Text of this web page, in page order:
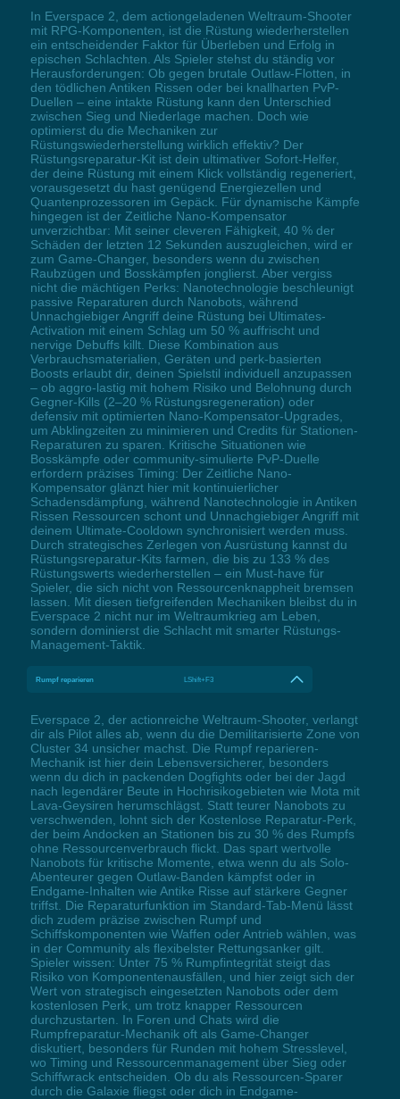
In Everspace 2, dem actiongeladenen Weltraum-Shooter
mit RPG-Komponenten, ist die Rüstung wiederherstellen
ein entscheidender Faktor für Überleben und Erfolg in
epischen Schlachten. Als Spieler stehst du ständig vor
Herausforderungen: Ob gegen brutale Outlaw-Flotten, in
den tödlichen Antiken Rissen oder bei knallharten PvP-
Duellen – eine intakte Rüstung kann den Unterschied
zwischen Sieg und Niederlage machen. Doch wie
optimierst du die Mechaniken zur
Rüstungswiederherstellung wirklich effektiv? Der
Rüstungsreparatur-Kit ist dein ultimativer Sofort-Helfer,
der deine Rüstung mit einem Klick vollständig regeneriert,
vorausgesetzt du hast genügend Energiezellen und
Quantenprozessoren im Gepäck. Für dynamische Kämpfe
hingegen ist der Zeitliche Nano-Kompensator
unverzichtbar: Mit seiner cleveren Fähigkeit, 40 % der
Schäden der letzten 12 Sekunden auszugleichen, wird er
zum Game-Changer, besonders wenn du zwischen
Raubzügen und Bosskämpfen jonglierst. Aber vergiss
nicht die mächtigen Perks: Nanotechnologie beschleunigt
passive Reparaturen durch Nanobots, während
Unnachgiebiger Angriff deine Rüstung bei Ultimates-
Activation mit einem Schlag um 50 % auffrischt und
nervige Debuffs killt. Diese Kombination aus
Verbrauchsmaterialien, Geräten und perk-basierten
Boosts erlaubt dir, deinen Spielstil individuell anzupassen
– ob aggro-lastig mit hohem Risiko und Belohnung durch
Gegner-Kills (2–20 % Rüstungsregeneration) oder
defensiv mit optimierten Nano-Kompensator-Upgrades,
um Abklingzeiten zu minimieren und Credits für Stationen-
Reparaturen zu sparen. Kritische Situationen wie
Bosskämpfe oder community-simulierte PvP-Duelle
erfordern präzises Timing: Der Zeitliche Nano-
Kompensator glänzt hier mit kontinuierlicher
Schadensdämpfung, während Nanotechnologie in Antiken
Rissen Ressourcen schont und Unnachgiebiger Angriff mit
deinem Ultimate-Cooldown synchronisiert werden muss.
Durch strategisches Zerlegen von Ausrüstung kannst du
Rüstungsreparatur-Kits farmen, die bis zu 133 % des
Rüstungswerts wiederherstellen – ein Must-have für
Spieler, die sich nicht von Ressourcenknappheit bremsen
lassen. Mit diesen tiefgreifenden Mechaniken bleibst du in
Everspace 2 nicht nur im Weltraumkrieg am Leben,
sondern dominierst die Schlacht mit smarter Rüstungs-
Management-Taktik.
Rumpf reparieren LShift+F3
Everspace 2, der actionreiche Weltraum-Shooter, verlangt
dir als Pilot alles ab, wenn du die Demilitarisierte Zone von
Cluster 34 unsicher machst. Die Rumpf reparieren-
Mechanik ist hier dein Lebensversicherer, besonders
wenn du dich in packenden Dogfights oder bei der Jagd
nach legendärer Beute in Hochrisikogebieten wie Mota mit
Lava-Geysiren herumschlägst. Statt teurer Nanobots zu
verschwenden, lohnt sich der Kostenlose Reparatur-Perk,
der beim Andocken an Stationen bis zu 30 % des Rumpfs
ohne Ressourcenverbrauch flickt. Das spart wertvolle
Nanobots für kritische Momente, etwa wenn du als Solo-
Abenteurer gegen Outlaw-Banden kämpfst oder in
Endgame-Inhalten wie Antike Risse auf stärkere Gegner
triffst. Die Reparaturfunktion im Standard-Tab-Menü lässt
dich zudem präzise zwischen Rumpf und
Schiffskomponenten wie Waffen oder Antrieb wählen, was
in der Community als flexibelster Rettungsanker gilt.
Spieler wissen: Unter 75 % Rumpfintegrität steigt das
Risiko von Komponentenausfällen, und hier zeigt sich der
Wert von strategisch eingesetzten Nanobots oder dem
kostenlosen Perk, um trotz knapper Ressourcen
durchzustarten. In Foren und Chats wird die
Rumpfreparatur-Mechanik oft als Game-Changer
diskutiert, besonders für Runden mit hohem Stresslevel,
wo Timing und Ressourcenmanagement über Sieg oder
Schiffwrack entscheiden. Ob du als Ressourcen-Sparer
durch die Galaxie fliegst oder dich in Endgame-